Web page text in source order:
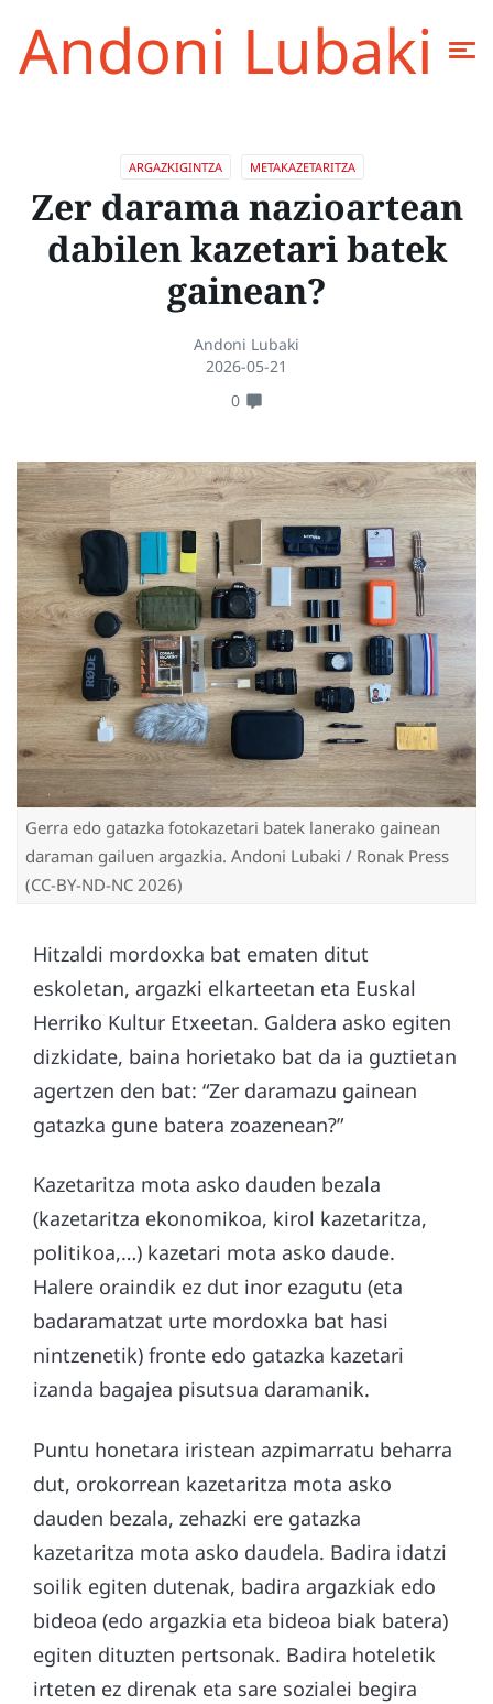
Andoni Lubaki
ARGAZKIGINTZA METAKAZETARITZA
Zer darama nazioartean
dabilen kazetari batek
gainean?
Andoni Lubaki
2026-05-21
0
Gerra edo gatazka fotokazetari batek lanerako gainean
daraman gailuen argazkia. Andoni Lubaki / Ronak Press
(CC-BY-ND-NC 2026)
Hitzaldi mordoxka bat ematen ditut
eskoletan, argazki elkarteetan eta Euskal
Herriko Kultur Etxeetan. Galdera asko egiten
dizkidate, baina horietako bat da ia guztietan
agertzen den bat: “Zer daramazu gainean
gatazka gune batera zoazenean?”
Kazetaritza mota asko dauden bezala
(kazetaritza ekonomikoa, kirol kazetaritza,
politikoa,…) kazetari mota asko daude.
Halere oraindik ez dut inor ezagutu (eta
badaramatzat urte mordoxka bat hasi
nintzenetik) fronte edo gatazka kazetari
izanda bagajea pisutsua daramanik.
Puntu honetara iristean azpimarratu beharra
dut, orokorrean kazetaritza mota asko
dauden bezala, zehazki ere gatazka
kazetaritza mota asko daudela. Badira idatzi
soilik egiten dutenak, badira argazkiak edo
bideoa (edo argazkia eta bideoa biak batera)
egiten dituzten pertsonak. Badira hoteletik
irteten ez direnak eta sare sozialei begira